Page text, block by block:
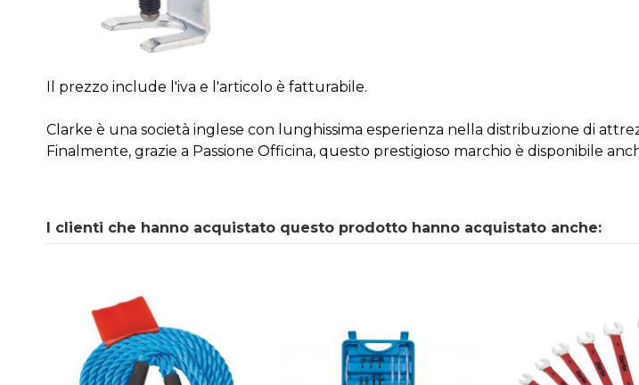
Il prezzo include l'iva e l'articolo è fatturabile.
Clarke è una società inglese con lunghissima esperienza nella distribuzione di
Finalmente, grazie a Passione Officina, questo prestigioso marchio è disponibile
I clienti che hanno acquistato questo prodotto hanno acquistato anche: